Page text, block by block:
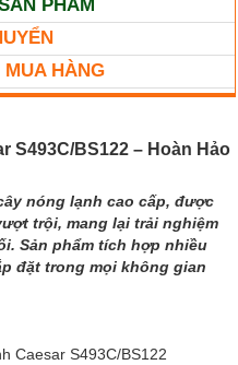
PHẨM
HÀNG
S493C/BS122 – Hoàn Hảo
nóng lạnh cao cấp, được
trội, mang lại trải nghiệm
Sản phẩm tích hợp nhiều
đặt trong mọi không gian
Caesar S493C/BS122